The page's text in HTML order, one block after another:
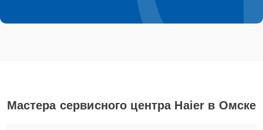
Мастера сервисного центра Haier в Омске